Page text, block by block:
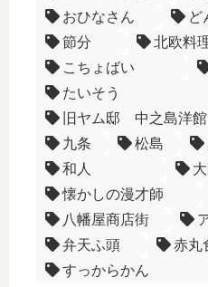
おひなさん
ど
節分
北欧料
こちょばい
たいそう
旧ヤム邸 中之島洋館
九条
松島
和人
懐かしの漫才師
八幡屋商店街
弁天ふ頭
赤丸
すっからかん